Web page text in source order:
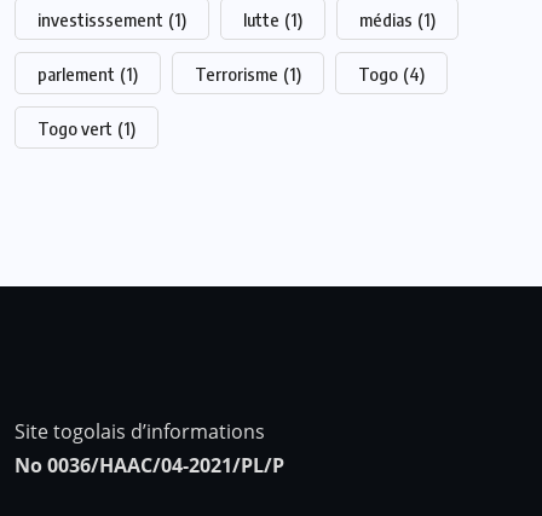
investisssement (1) lutte (1) médias (1)
parlement (1) Terrorisme (1) Togo (4)
Togo vert (1)
Site togolais d’informations
No 0036/HAAC/04-2021/PL/P